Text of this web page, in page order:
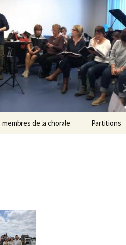
de la chorale Partitions